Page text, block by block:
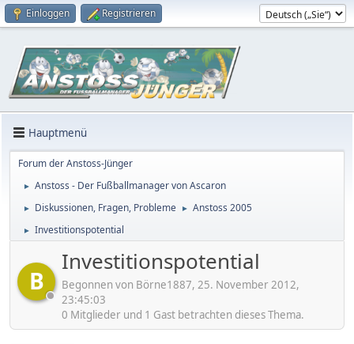
Einloggen Registrieren
Hauptmenü
Forum der Anstoss-Jünger
► Anstoss - Der Fußballmanager von Ascaron
► Diskussionen, Fragen, Probleme ► Anstoss 2005
► Investitionspotential
B
Investitionspotential
Begonnen von Börne1887, 25. November 2012,
23:45:03
0 Mitglieder und 1 Gast betrachten dieses Thema.